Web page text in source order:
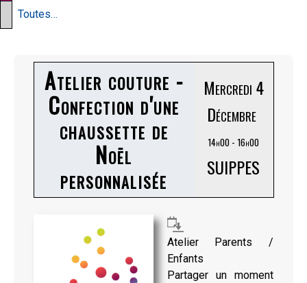
Toutes…
Atelier couture -
Confection d'une
chaussette de
Noël
personnalisée
Mercredi 4
Décembre
14h00 - 16h00
SUIPPES
Atelier Parents /
Enfants
Partager un moment